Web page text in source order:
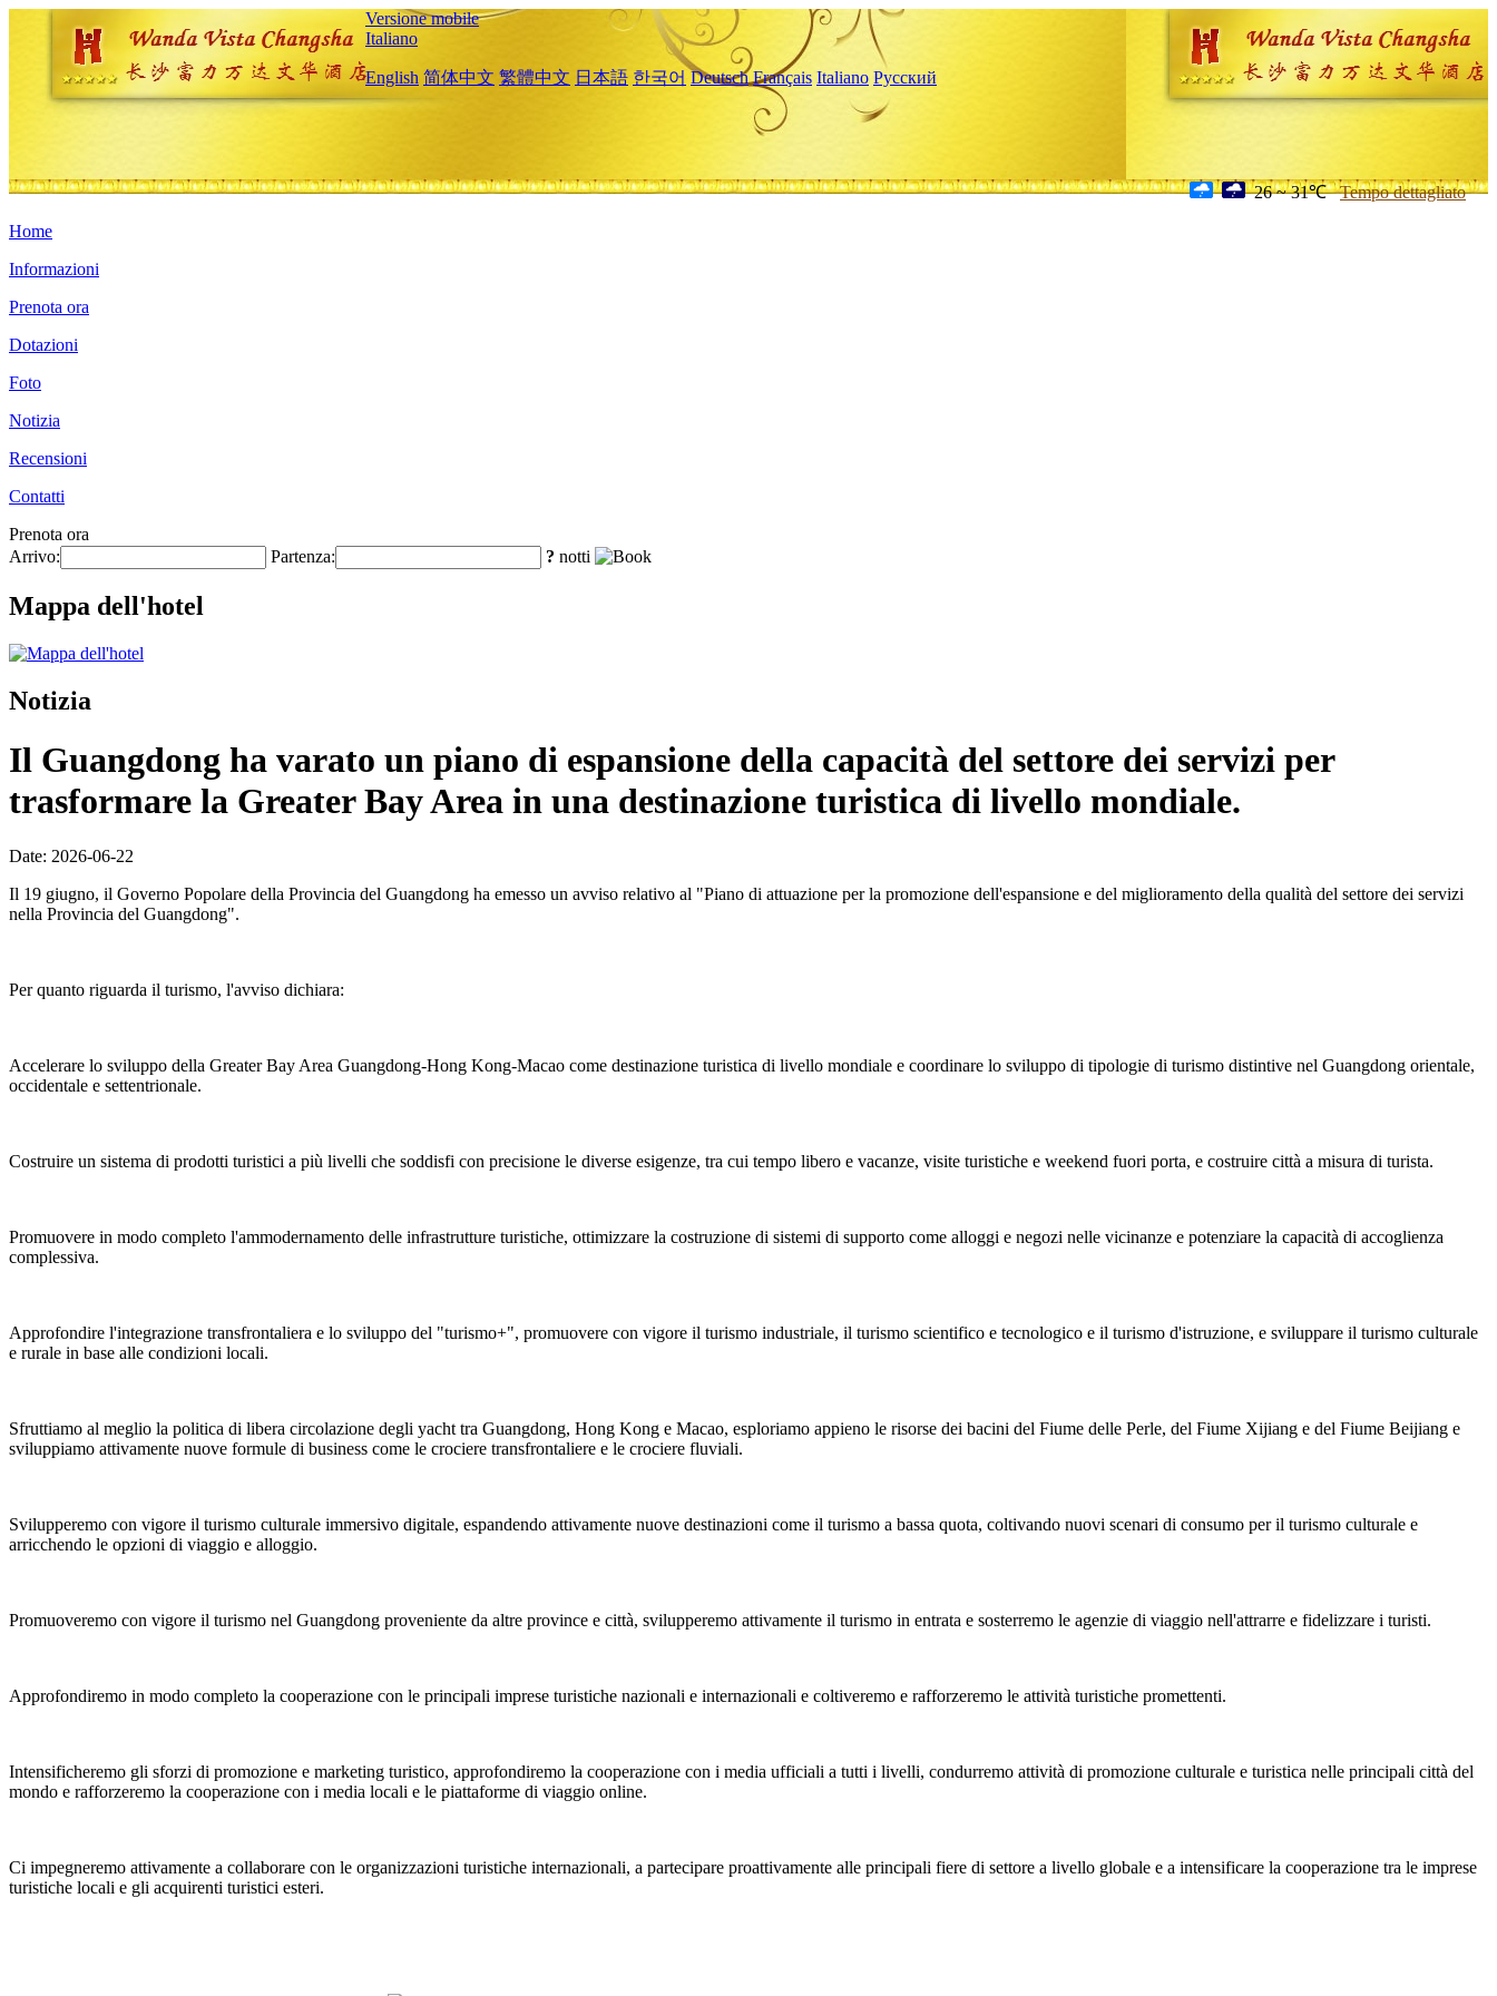
Versione mobile
Italiano
English 简体中文 繁體中文 日本語 한국어 Deutsch Français Italiano Русский
26 ~ 31℃ Tempo dettagliato
Home
Informazioni
Prenota ora
Dotazioni
Foto
Notizia
Recensioni
Contatti
Prenota ora
Arrivo:
Partenza: ? notti
Mappa dell'hotel
Notizia
Il Guangdong ha varato un piano di espansione della capacità del settore dei servizi per
trasformare la Greater Bay Area in una destinazione turistica di livello mondiale.
Date: 2026-06-22
Il 19 giugno, il Governo Popolare della Provincia del Guangdong ha emesso un avviso relativo al "Piano di attuazione per la promozione dell'espansione e del miglioramento della qualità del settore dei servizi
nella Provincia del Guangdong".
Per quanto riguarda il turismo, l'avviso dichiara:
Accelerare lo sviluppo della Greater Bay Area Guangdong-Hong Kong-Macao come destinazione turistica di livello mondiale e coordinare lo sviluppo di tipologie di turismo distintive nel Guangdong orientale,
occidentale e settentrionale.
Costruire un sistema di prodotti turistici a più livelli che soddisfi con precisione le diverse esigenze, tra cui tempo libero e vacanze, visite turistiche e weekend fuori porta, e costruire città a misura di turista.
Promuovere in modo completo l'ammodernamento delle infrastrutture turistiche, ottimizzare la costruzione di sistemi di supporto come alloggi e negozi nelle vicinanze e potenziare la capacità di accoglienza
complessiva.
Approfondire l'integrazione transfrontaliera e lo sviluppo del "turismo+", promuovere con vigore il turismo industriale, il turismo scientifico e tecnologico e il turismo d'istruzione, e sviluppare il turismo culturale
e rurale in base alle condizioni locali.
Sfruttiamo al meglio la politica di libera circolazione degli yacht tra Guangdong, Hong Kong e Macao, esploriamo appieno le risorse dei bacini del Fiume delle Perle, del Fiume Xijiang e del Fiume Beijiang e
sviluppiamo attivamente nuove formule di business come le crociere transfrontaliere e le crociere fluviali.
Svilupperemo con vigore il turismo culturale immersivo digitale, espandendo attivamente nuove destinazioni come il turismo a bassa quota, coltivando nuovi scenari di consumo per il turismo culturale e
arricchendo le opzioni di viaggio e alloggio.
Promuoveremo con vigore il turismo nel Guangdong proveniente da altre province e città, svilupperemo attivamente il turismo in entrata e sosterremo le agenzie di viaggio nell'attrarre e fidelizzare i turisti.
Approfondiremo in modo completo la cooperazione con le principali imprese turistiche nazionali e internazionali e coltiveremo e rafforzeremo le attività turistiche promettenti.
Intensificheremo gli sforzi di promozione e marketing turistico, approfondiremo la cooperazione con i media ufficiali a tutti i livelli, condurremo attività di promozione culturale e turistica nelle principali città del
mondo e rafforzeremo la cooperazione con i media locali e le piattaforme di viaggio online.
Ci impegneremo attivamente a collaborare con le organizzazioni turistiche internazionali, a partecipare proattivamente alle principali fiere di settore a livello globale e a intensificare la cooperazione tra le imprese
turistiche locali e gli acquirenti turistici esteri.